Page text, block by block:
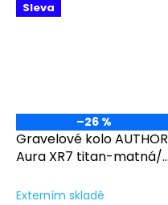
Sleva
–26 %
Gravelové kolo AUTHOR
Aura XR7 titan-matná/
Externím skladě